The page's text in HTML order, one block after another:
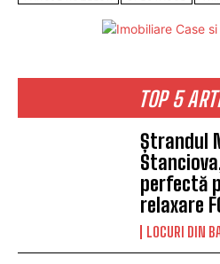
TOP 5
Ștrandul
perfectă
relaxare
LOCURI DIN